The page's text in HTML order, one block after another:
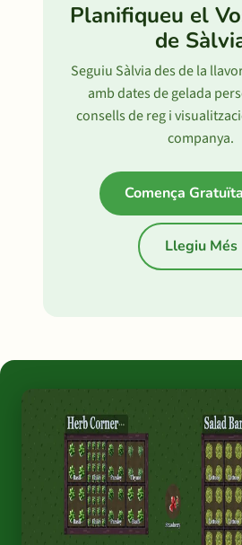
Planifiqueu el
de
Seguiu Sàlvia des de la
amb dates de gelada
consells de reg i
companya.
Comença
Llegiu Més